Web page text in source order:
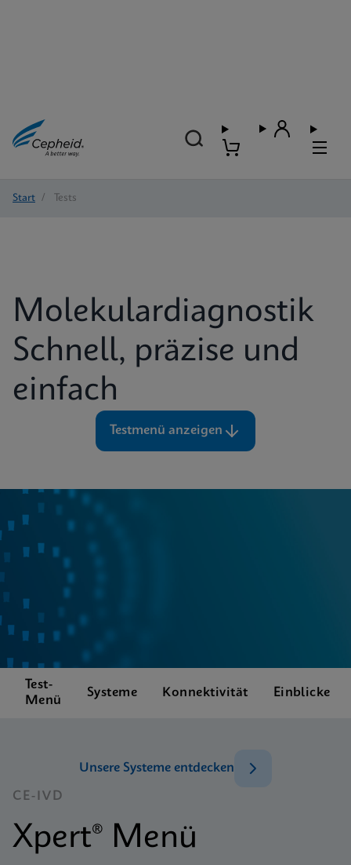
Start / Tests
Molekulardiagnostik
Schnell, präzise und
einfach
Testmenü anzeigen
Test-
Menü
Systeme Konnektivität Einblicke
Unsere Systeme entdecken
CE-IVD
Xpert® Menü